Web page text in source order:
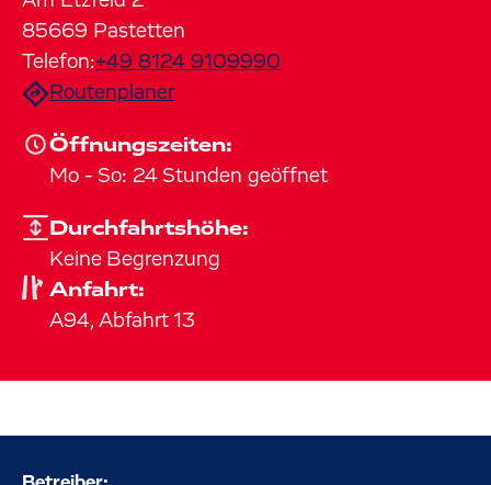
85669 Pastetten
Telefon:+49 8124 9109990
Routenplaner
Öffnungszeiten:
Mo - So: 24 Stunden geöffnet
Durchfahrtshöhe:
Keine Begrenzung
Anfahrt:
A94, Abfahrt 13